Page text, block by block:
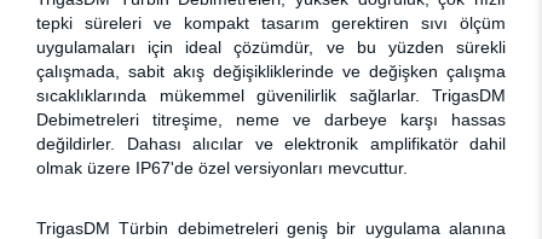
tepki süreleri ve kompakt tasarım gerektiren sıvı ölçüm
uygulamaları için ideal çözümdür, ve bu yüzden sürekli
çalışmada, sabit akış değişikliklerinde ve değişken çalışma
sıcaklıklarında mükemmel güvenilirlik sağlarlar. TrigasDM
Debimetreleri titreşime, neme ve darbeye karşı hassas
değildirler. Dahası alıcılar ve elektronik amplifikatör dahil
olmak üzere IP67'de özel versiyonları mevcuttur.
TrigasDMTürbin debimetrelerigeniş bir uygulama alanına